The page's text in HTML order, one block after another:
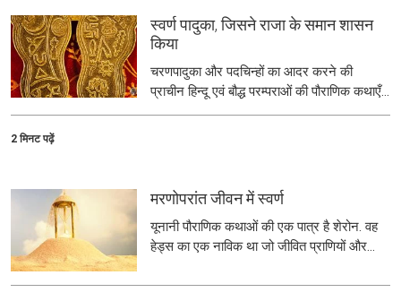
स्वर्ण पादुका, जिसने राजा के समान शासन
किया
चरणपादुका और पदचिन्हों का आदर करने की
प्राचीन हिन्दू एवं बौद्ध परम्पराओं की पौराणिक कथाएँ
अकसर सुनने को मिलतीं हैं. इस पौराणिक कथा के
2 मिनट पढ़ें
मरणोपरांत जीवन में स्वर्ण
यूनानी पौराणिक कथाओं की एक पात्र है शेरोन. वह
हेड्स का एक नाविक था जो जीवित प्राणियों और
उस पार मृत मनुष्यों की आत्माओं को ले जाता था.